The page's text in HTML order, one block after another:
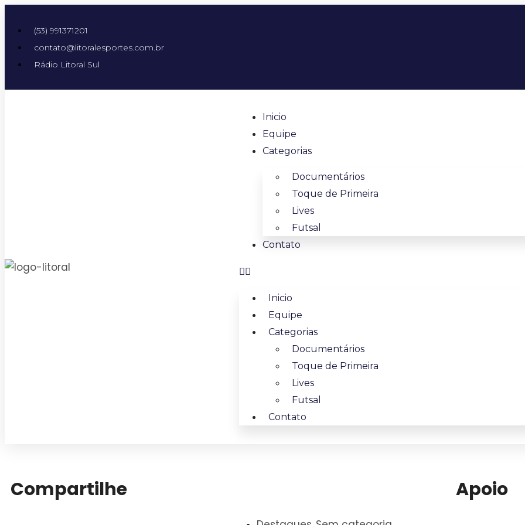
(53) 991371201
contato@litoralesportes.com.br
Rádio Litoral Sul
Inicio
Equipe
Categorias
Documentários
Toque de Primeira
Lives
Futsal
Contato
Inicio
Equipe
Categorias
Documentários
Toque de Primeira
Lives
Futsal
Contato
Compartilhe Apoio